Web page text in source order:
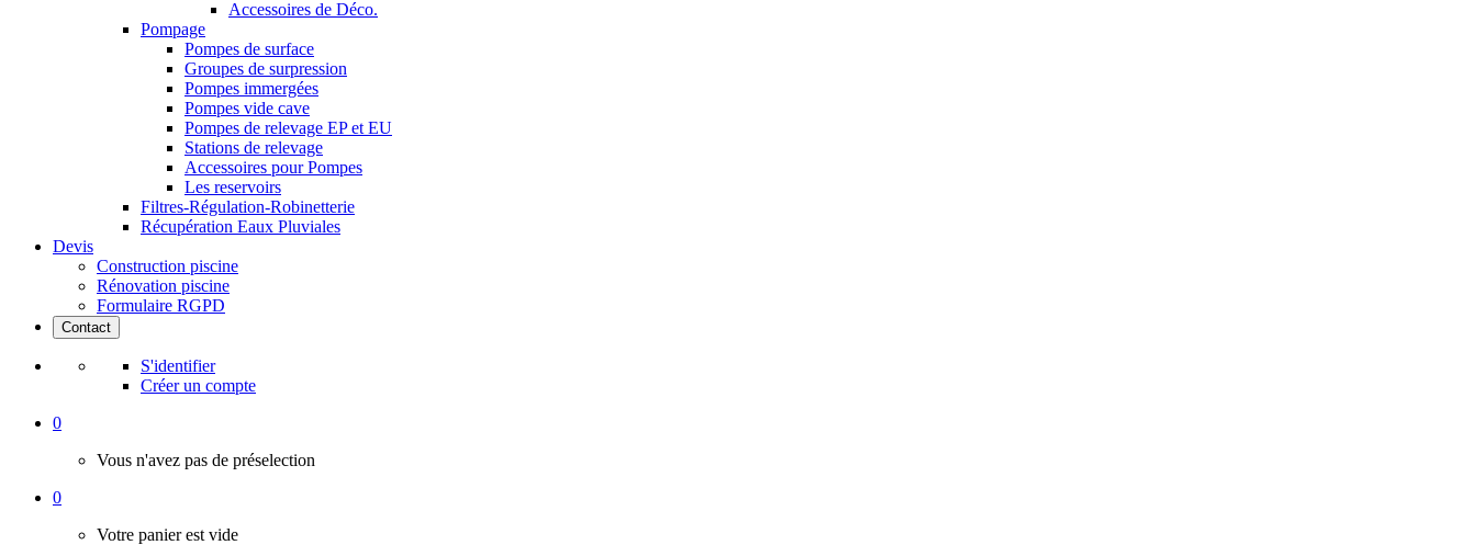
Accessoires de Déco.
Pompage
Pompes de surface
Groupes de surpression
Pompes immergées
Pompes vide cave
Pompes de relevage EP et EU
Stations de relevage
Accessoires pour Pompes
Les reservoirs
Filtres-Régulation-Robinetterie
Récupération Eaux Pluviales
Devis
Construction piscine
Rénovation piscine
Formulaire RGPD
Contact
S'identifier
Créer un compte
0
Vous n'avez pas de préselection
0
Votre panier est vide